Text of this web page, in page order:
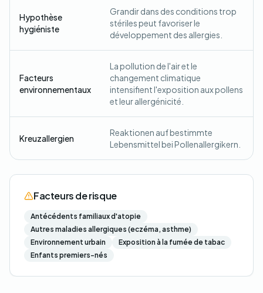
Hypothèse
hygiéniste
Grandir dans des conditions trop
stériles peut favoriser le
développement des allergies.
Facteurs
environnementaux
La pollution de l'air et le
changement climatique
intensifient l'exposition aux pollens
et leur allergénicité.
Kreuzallergien
Reaktionen auf bestimmte
Lebensmittel bei Pollenallergikern.
Facteurs de risque
Antécédents familiaux d'atopie
Autres maladies allergiques (eczéma, asthme)
Environnement urbain
Exposition à la fumée de tabac
Enfants premiers-nés